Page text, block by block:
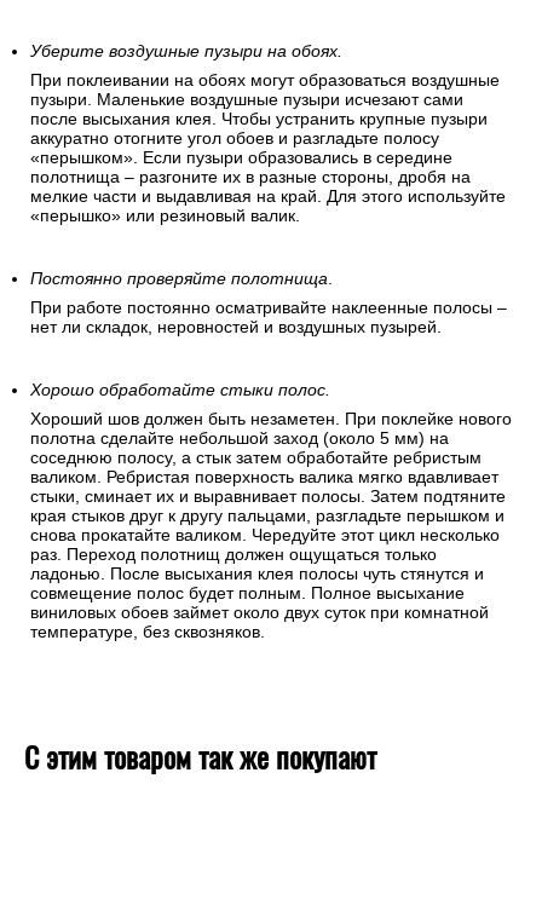
Уберите воздушные пузыри на обоях.
При поклеивании на обоях могут образоваться воздушные
пузыри. Маленькие воздушные пузыри исчезают сами
после высыхания клея. Чтобы устранить крупные пузыри
аккуратно отогните угол обоев и разгладьте полосу
«перышком». Если пузыри образовались в середине
полотнища – разгоните их в разные стороны, дробя на
мелкие части и выдавливая на край. Для этого используйте
«перышко» или резиновый валик.
Постоянно проверяйте полотнища.
При работе постоянно осматривайте наклеенные полосы –
нет ли складок, неровностей и воздушных пузырей.
Хорошо обработайте стыки полос.
Хороший шов должен быть незаметен. При поклейке нового
полотна сделайте небольшой заход (около 5 мм) на
соседнюю полосу, а стык затем обработайте ребристым
валиком. Ребристая поверхность валика мягко вдавливает
стыки, сминает их и выравнивает полосы. Затем подтяните
края стыков друг к другу пальцами, разгладьте перышком и
снова прокатайте валиком. Чередуйте этот цикл несколько
раз. Переход полотнищ должен ощущаться только
ладонью. После высыхания клея полосы чуть стянутся и
совмещение полос будет полным. Полное высыхание
виниловых обоев займет около двух суток при комнатной
температуре, без сквозняков.
С этим товаром так же покупают